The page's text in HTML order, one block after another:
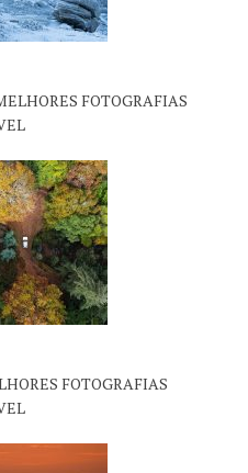
FOTOGRAFIAS
FOTOGRAFIAS